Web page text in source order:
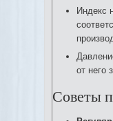
Индекс
от него
Советы